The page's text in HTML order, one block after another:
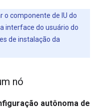
o componente de IU do
interface do usuário do
de instalação da
nó
autônoma de